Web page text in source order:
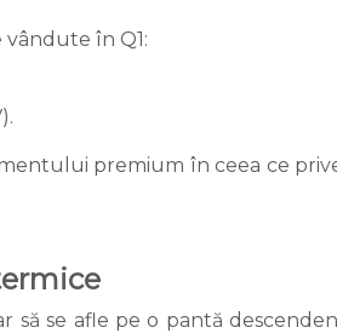
în Q1:
premium în ceea ce
să se afle pe o pantă